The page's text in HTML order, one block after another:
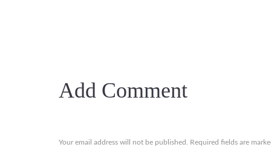
Add Comment
Your email address will not be published. Required fields are